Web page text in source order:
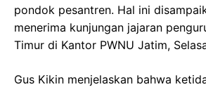
pondok pesantren. Hal ini
menerima kunjungan jajaran
Timur di Kantor PWNU Jatim,
Gus Kikin menjelaskan bahwa